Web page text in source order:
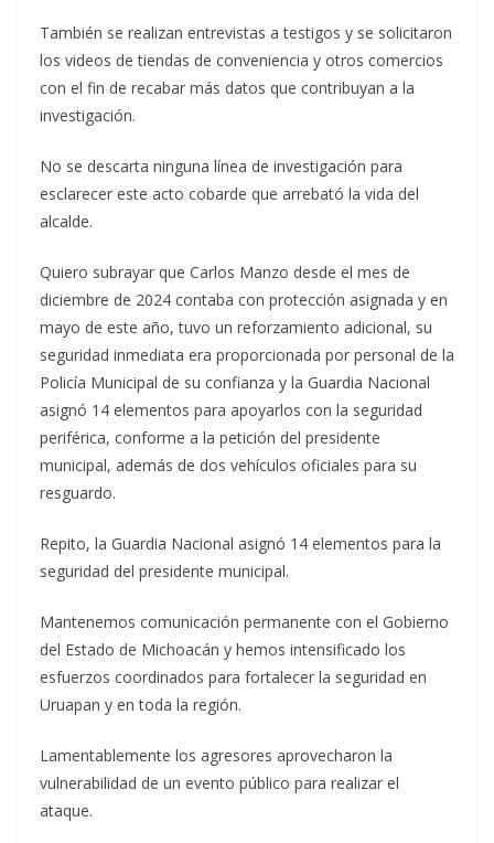
También se realizan entrevistas a testigos y se solicitaron
los videos de tiendas de conveniencia y otros comercios
con el fin de recabar más datos que contribuyan a la
investigación.
No se descarta ninguna línea de investigación para
esclarecer este acto cobarde que arrebató la vida del
alcalde.
Quiero subrayar que Carlos Manzo desde el mes de
diciembre de 2024 contaba con protección asignada y en
mayo de este año, tuvo un reforzamiento adicional, su
seguridad inmediata era proporcionada por personal de la
Policía Municipal de su confianza y la Guardia Nacional
asignó 14 elementos para apoyarlos con la seguridad
periférica, conforme a la petición del presidente
municipal, además de dos vehículos oficiales para su
resguardo.
Repito, la Guardia Nacional asignó 14 elementos para la
seguridad del presidente municipal.
Mantenemos comunicación permanente con el Gobierno
del Estado de Michoacán y hemos intensificado los
esfuerzos coordinados para fortalecer la seguridad en
Uruapan y en toda la región.
Lamentablemente los agresores aprovecharon la
vulnerabilidad de un evento público para realizar el
ataque.